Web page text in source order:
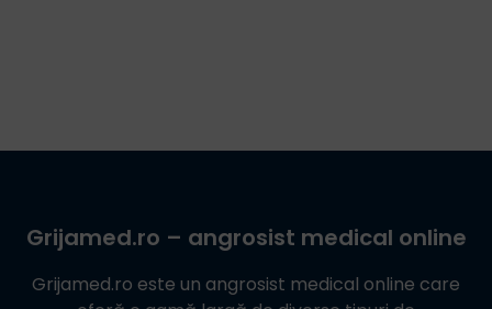
Grijamed.ro – angrosist medical online
Grijamed.ro este un angrosist medical online care